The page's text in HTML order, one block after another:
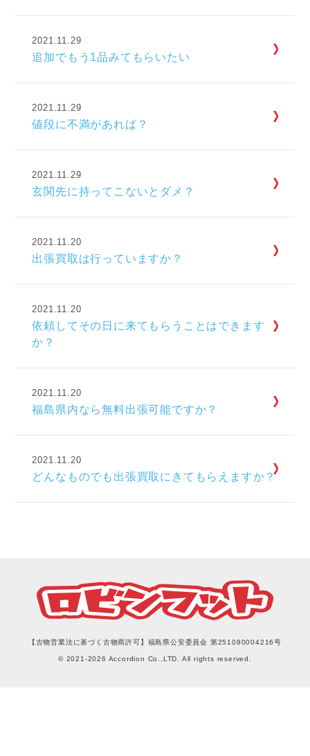
2021.11.29
追加でもう1品みてもらいたい
2021.11.29
値段に不満があれば？
2021.11.29
玄関先に持ってこないとダメ？
2021.11.20
出張買取は行っていますか？
2021.11.20
依頼してその日に来てもらうことはできます
か？
2021.11.20
福島県内なら無料出張可能ですか？
2021.11.20
どんなものでも出張買取にきてもらえますか？
【古物営業法に基づく古物商許可】福島県公安委員会 第251080004216号
© 2021-2026 Accordion Co.,LTD. All rights reserved.